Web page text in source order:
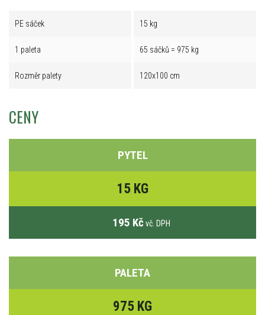
PE sáček 15 kg
1 paleta 65 sáčků = 975 kg
Rozměr palety 120x100 cm
CENY
PYTEL
15 KG
195 Kč vč. DPH
PALETA
975 KG